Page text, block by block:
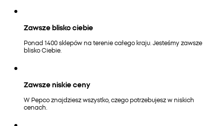
Zawsze blisko ciebie
Ponad 1400 sklepów na terenie całego kraju. Jesteśmy zawsze
blisko Ciebie.
Zawsze niskie ceny
W Pepco znajdziesz wszystko, czego potrzebujesz w niskich
cenach.